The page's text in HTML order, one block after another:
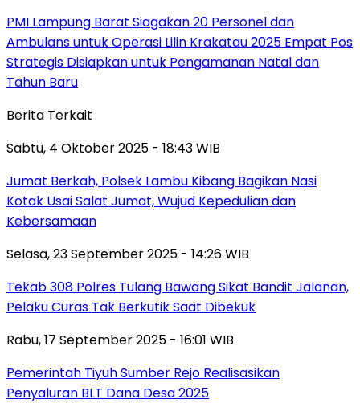
PMI Lampung Barat Siagakan 20 Personel dan
Ambulans untuk Operasi Lilin Krakatau 2025 Empat Pos
Strategis Disiapkan untuk Pengamanan Natal dan
Tahun Baru
Berita Terkait
Sabtu, 4 Oktober 2025 - 18:43 WIB
Jumat Berkah, Polsek Lambu Kibang Bagikan Nasi
Kotak Usai Salat Jumat, Wujud Kepedulian dan
Kebersamaan
Selasa, 23 September 2025 - 14:26 WIB
Tekab 308 Polres Tulang Bawang Sikat Bandit Jalanan,
Pelaku Curas Tak Berkutik Saat Dibekuk
Rabu, 17 September 2025 - 16:01 WIB
Pemerintah Tiyuh Sumber Rejo Realisasikan
Penyaluran BLT Dana Desa 2025